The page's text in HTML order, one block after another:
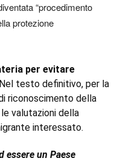
“procedimento
protezione
per evitare
Nel testo definitivo, per la
riconoscimento della
valutazioni della
interessato.
essere un Paese